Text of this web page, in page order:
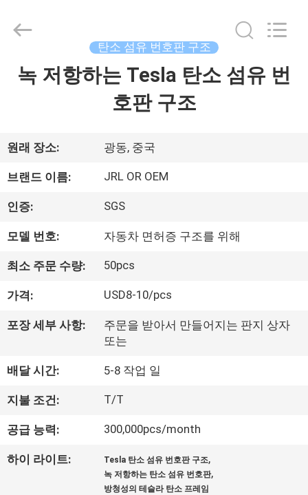
집
품
비
디
VR
쇼
회
사
소
개
2026
Shenzhen
탄소 섬유 번호판 구조
녹 저항하는 Tesla 탄소 섬유 번
호판 구조
원래 장소: 광동, 중국
브랜드 이름: JRL OR OEM
인증: SGS
모델 번호: 자동차 면허증 구조를 위해
최소 주문 수량: 50pcs
가격: USD8-10/pcs
포장 세부 사항:
주문을 받아서 만들어지는 판지 상자
또는
배달 시간: 5-8 작업 일
지불 조건: T/T
공급 능력: 300,000pcs/month
하이 라이트: Tesla 탄소 섬유 번호판 구조,
녹 저항하는 탄소 섬유 번호판,
방청성의 테슬라 탄소 프레임